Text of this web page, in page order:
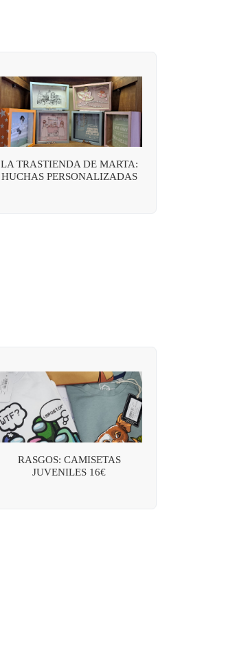
LA TRASTIENDA DE MARTA:
HUCHAS PERSONALIZADAS
RASGOS: CAMISETAS
JUVENILES 16€